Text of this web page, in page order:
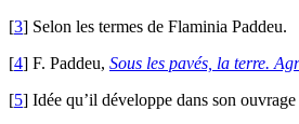
[3] Selon les termes de Flaminia Paddeu.
[4] F. Paddeu, Sous les pavés, la terre.
[5] Idée qu’il développe dans son